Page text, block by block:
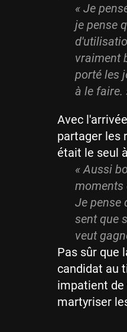
« Je
je pense
vraiment
porté les
à le faire.
Avec
partager les
était le seul
« Aussi
moments
Je pense
sent que
veut
Pas sûr que
candidat au
impatient de
martyriser